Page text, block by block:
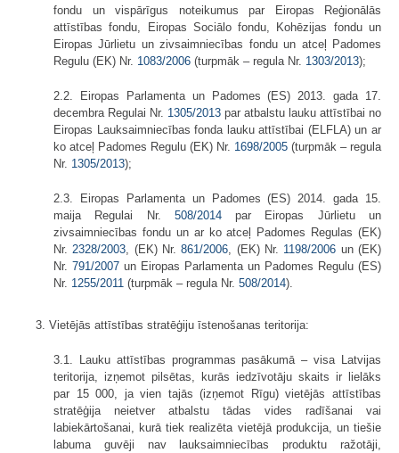
fondu un vispārīgus noteikumus par Eiropas Reģionālās
attīstības fondu, Eiropas Sociālo fondu, Kohēzijas fondu un
Eiropas Jūrlietu un zivsaimniecības fondu un atceļ Padomes
Regulu (EK) Nr. 1083/2006 (turpmāk – regula Nr. 1303/2013);
2.2. Eiropas Parlamenta un Padomes (ES) 2013. gada 17.
decembra Regulai Nr. 1305/2013 par atbalstu lauku attīstībai no
Eiropas Lauksaimniecības fonda lauku attīstībai (ELFLA) un ar
ko atceļ Padomes Regulu (EK) Nr. 1698/2005 (turpmāk – regula
Nr. 1305/2013);
2.3. Eiropas Parlamenta un Padomes (ES) 2014. gada 15.
maija Regulai Nr. 508/2014par Eiropas Jūrlietu un
zivsaimniecības fondu un ar ko atceļ Padomes Regulas (EK)
Nr. 2328/2003 , (EK) Nr.861/2006 , (EK) Nr. 1198/2006 un (EK)
Nr. 791/2007 un Eiropas Parlamenta un Padomes Regulu (ES)
Nr. 1255/2011 (turpmāk – regula Nr. 508/2014).
3. Vietējās attīstības stratēģiju īstenošanas teritorija:
3.1. Lauku attīstības programmas pasākumā – visa Latvijas
teritorija, izņemot pilsētas, kurās iedzīvotāju skaits ir lielāks
par 15 000, ja vien tajās (izņemot Rīgu) vietējās attīstības
stratēģija neietver atbalstu tādas vides radīšanai vai
labiekārtošanai, kurā tiek realizēta vietējā produkcija, un tiešie
labuma guvēji nav lauksaimniecības produktu ražotāji,